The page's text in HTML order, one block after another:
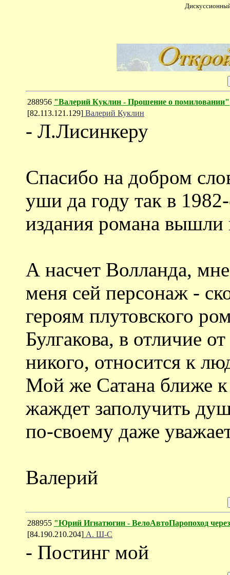
288956 "Валерий Куклин - Прошение о помиловании"
[82.113.121.129] Валерий Куклин
- Л.Лисинкеру
Спасибо на добром
уши да году так в
издания романа вышли
А насчет Волланда,
меня сей персонаж -
героям плутовского
Булгакова, в отличие
никого, относится к
Мой же Сатана ближе
жаждет заполучить
по-своему даже
Валерий
288955 "Юрий Игнатюгин - ВелоАвтоПаропоход
[84.190.210.204] А. Ш-С
- Постинг мой